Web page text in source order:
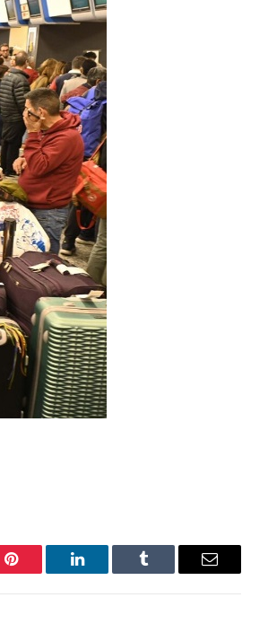
Pinterest LinkedIn Tumblr
Correo